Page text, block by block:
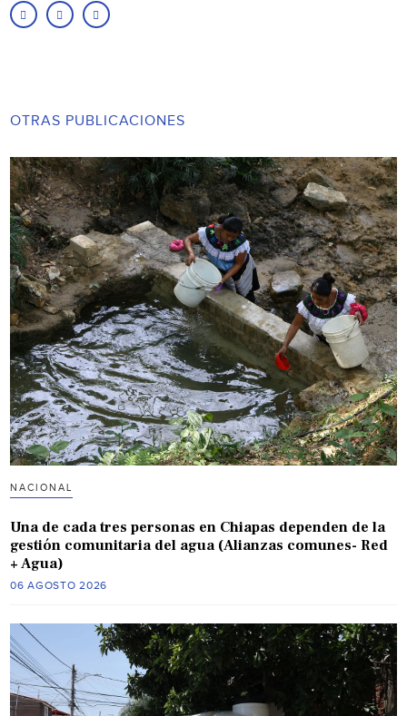
OTRAS PUBLICACIONES
NACIONAL
Una de cada tres personas en Chiapas dependen de la
gestión comunitaria del agua (Alianzas comunes- Red
+ Agua)
06 AGOSTO 2026